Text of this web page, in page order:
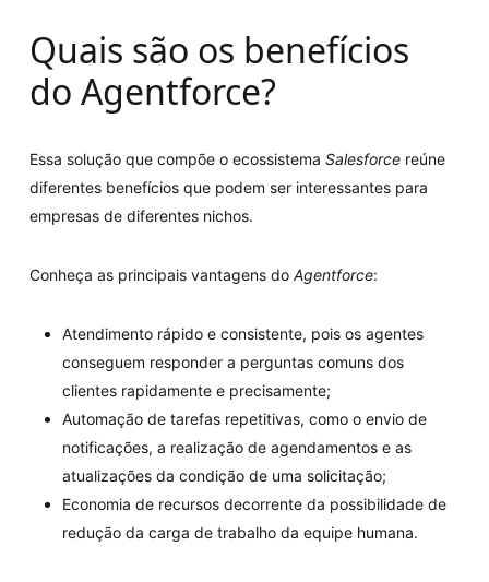
Quais são os benefícios
do Agentforce?
Essa solução que compõe o ecossistema Salesforcereúne
diferentes benefícios que podem ser interessantes para
empresas de diferentes nichos.
Conheça as principais vantagens do Agentforce:
Atendimento rápido e consistente, pois os agentes
conseguem responder a perguntas comuns dos
clientes rapidamente e precisamente;
Automação de tarefas repetitivas, como o envio de
notificações, a realização de agendamentos e as
atualizações da condição de uma solicitação;
Economia de recursos decorrente da possibilidade de
redução da carga de trabalho da equipe humana.